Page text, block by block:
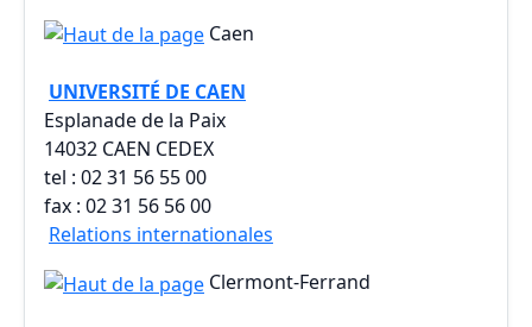
Caen
UNIVERSITÉ DE CAEN
Esplanade de la Paix
14032 CAEN CEDEX
tel : 02 31 56 55 00
fax : 02 31 56 56 00
Relations internationales
Clermont-Ferrand